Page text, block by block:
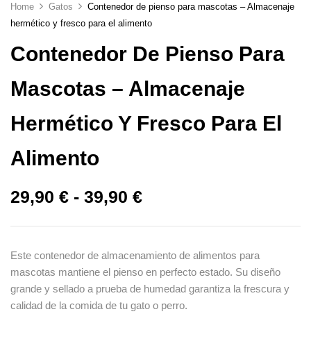
Home Gatos
Contenedor de pienso para mascotas – Almacenaje
hermético y fresco para el alimento
Contenedor De Pienso Para
Mascotas – Almacenaje
Hermético Y Fresco Para El
Alimento
29,90 € - 39,90 €
Este contenedor de almacenamiento de alimentos para
mascotas mantiene el pienso en perfecto estado. Su diseño
grande y sellado a prueba de humedad garantiza la frescura y
calidad de la comida de tu gato o perro.